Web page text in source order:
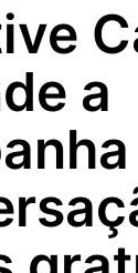
O
Prêmio
a